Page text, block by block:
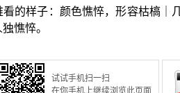
的样子：颜色憔悴，形容枯槁｜
憔悴。
试试手机扫一扫
在你手机上继续浏览此页面